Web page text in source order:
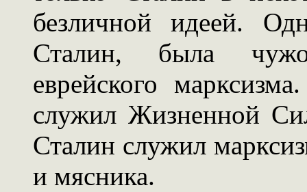
безличной идеей.
Сталин, была
еврейского
служил Жизненной
Сталин служил
и мясника.